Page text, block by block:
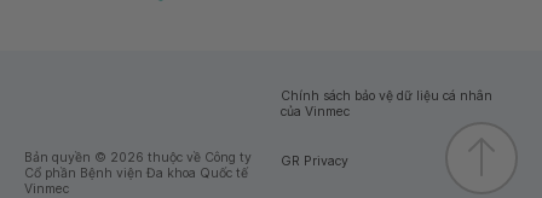
Bản quyền © 2026 thuộc về Công ty
Cổ phần Bệnh viện Đa khoa Quốc tế
Vinmec
Chính sách bảo vệ dữ liệu cá nhân
của Vinmec
GR Privacy